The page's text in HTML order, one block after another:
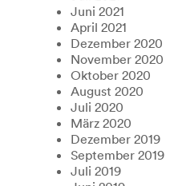
Juni 2021
April 2021
Dezember 2020
November 2020
Oktober 2020
August 2020
Juli 2020
März 2020
Dezember 2019
September 2019
Juli 2019